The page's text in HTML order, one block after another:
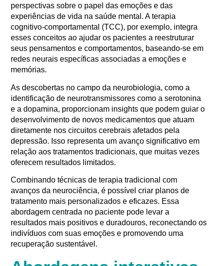
perspectivas sobre o papel das emoções e das
experiências de vida na saúde mental. A terapia
cognitivo-comportamental (TCC), por exemplo, integra
esses conceitos ao ajudar os pacientes a reestruturar
seus pensamentos e comportamentos, baseando-se em
redes neurais específicas associadas a emoções e
memórias.
As descobertas no campo da neurobiologia, como a
identificação de neurotransmissores como a serotonina
e a dopamina, proporcionam insights que podem guiar o
desenvolvimento de novos medicamentos que atuam
diretamente nos circuitos cerebrais afetados pela
depressão. Isso representa um avanço significativo em
relação aos tratamentos tradicionais, que muitas vezes
oferecem resultados limitados.
Combinando técnicas de terapia tradicional com
avanços da neurociência, é possível criar planos de
tratamento mais personalizados e eficazes. Essa
abordagem centrada no paciente pode levar a
resultados mais positivos e duradouros, reconectando os
indivíduos com suas emoções e promovendo uma
recuperação sustentável.